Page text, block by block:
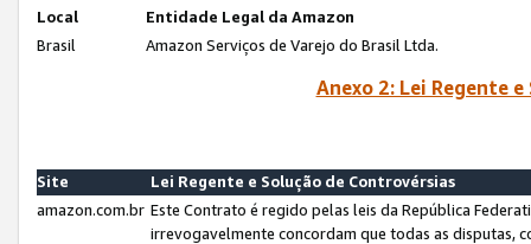
Local
Entidade Legal da Amazon
Brasil
Amazon Serviços de Varejo do Brasil Ltda.
Anexo 2: Lei Regente
Site
Lei Regente e Solução de Controvérsias
amazon.com.br Este Contrato é regido pelas leis da República
irrevogavelmente concordam que todas as disputas,